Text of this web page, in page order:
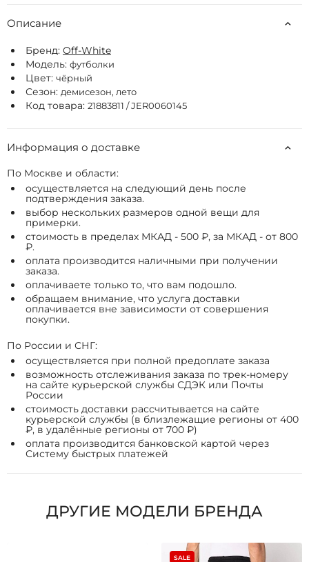
Описание
Бренд: Off-White
Модель: футболки
Цвет: чёрный
Сезон: демисезон, лето
Код товара: 21883811 / JER0060145
Информация о доставке
По Москве и области:
осуществляется на следующий день после
подтверждения заказа.
выбор нескольких размеров одной вещи для
примерки.
стоимость в пределах МКАД - 500 ₽, за МКАД - от 800
₽.
оплата производится наличными при получении
заказа.
оплачиваете только то, что вам подошло.
обращаем внимание, что услуга доставки
оплачивается вне зависимости от совершения
покупки.
По России и СНГ:
осуществляется при полной предоплате заказа
возможность отслеживания заказа по трек-номеру
на сайте курьерской службы СДЭК или Почты
России
стоимость доставки рассчитывается на сайте
курьерской службы (в близлежащие регионы от 400
₽, в удалённые регионы от 700 ₽)
оплата производится банковской картой через
Систему быстрых платежей
ДРУГИЕ МОДЕЛИ БРЕНДА
SALE